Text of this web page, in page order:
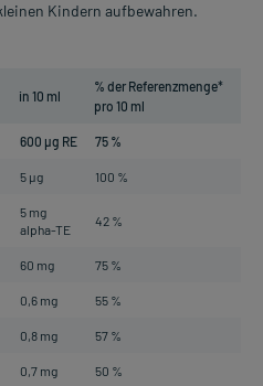
Kindern aufbewahren.
in 10 ml
% der Referenzmenge*
pro 10 ml
600 µg RE 75 %
5 µg 100 %
5 mg
alpha-TE
42 %
60 mg 75 %
0,6 mg 55 %
0,8 mg 57 %
0,7 mg 50 %